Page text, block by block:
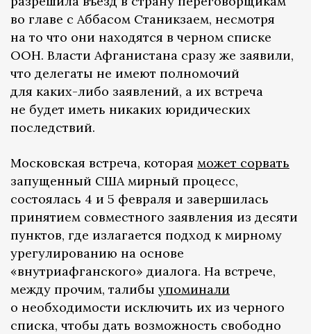
во главе с Аббасом Станикзаем, несмотря
на то что они находятся в черном списке
ООН. Власти Афганистана сразу же заявили,
что делегаты не имеют полномочий
для каких-либо заявлений, а их встреча
не будет иметь никаких юридических
последствий.
Московская встреча, которая может сорвать
запущенный США мирный процесс,
состоялась 4 и 5 февраля и завершилась
принятием совместного заявления из десяти
пунктов, где излагается подход к мирному
урегулированию на основе
«внутриафганского» диалога. На встрече,
между прочим, талибы упоминали
о необходимости исключить их из черного
списка, чтобы дать возможность свободно